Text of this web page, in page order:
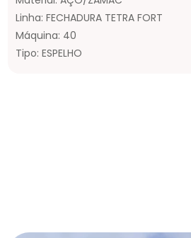
Linha: FECHADURA TETRA FORT
Máquina: 40
Tipo: ESPELHO